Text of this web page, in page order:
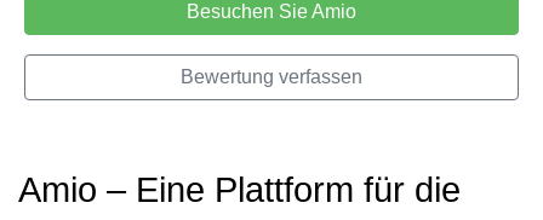
Besuchen Sie Amio
Bewertung verfassen
Amio – Eine Plattform für die